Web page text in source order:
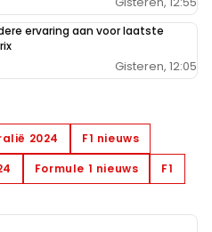
ervaring aan voor laatste
Gisteren, 12:05
2024
F1 nieuws
Formule 1 nieuws
F1